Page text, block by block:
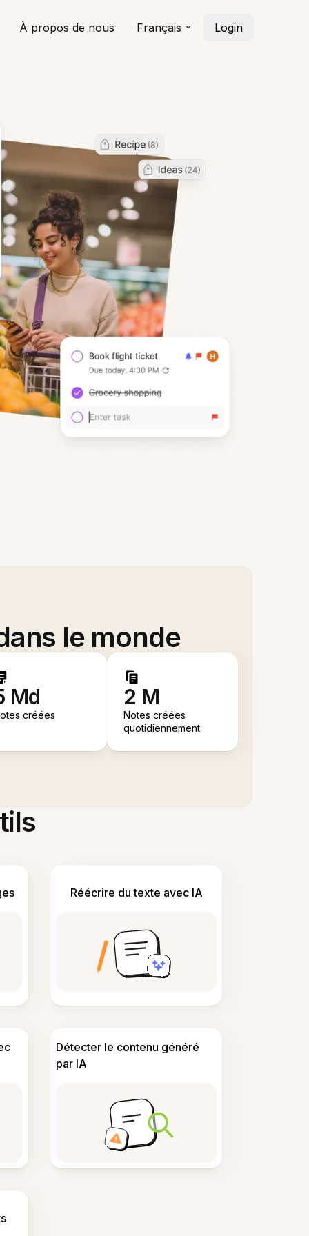
À propos de nous Français Login
le monde
Md
créées
2 M
Notes créées
quotidiennement
Réécrire du texte avec IA
Détecter le contenu généré
par IA